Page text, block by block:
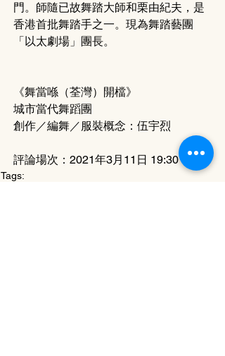
門。師隨已故舞踏大師和栗由紀夫，是
香港首批舞踏手之一。現為舞踏藝團
「以太劇場」團長。
《舞當喺（荃灣）開檔》
城市當代舞蹈團
創作／編舞／服裝概念：伍宇烈
評論場次：2021年3月11日 19:30
Tags: